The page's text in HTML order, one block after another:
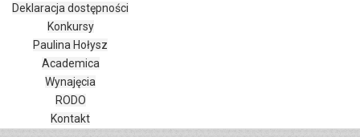
Tryb czytania
Skalowanie treści 100
Czcionka 100%
Wysokość linii100%
Odstęp liter100%
Deklaracja dostępności
Konkursy
Paulina Hołysz
Academica
Wynajęcia
RODO
Kontakt